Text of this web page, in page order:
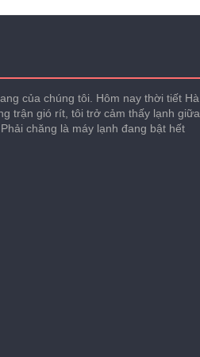
của chúng tôi. Hôm nay thời tiết Hà
trận gió rít, tôi trở cảm thấy lạnh giữa
chăng là máy lạnh đang bật hết